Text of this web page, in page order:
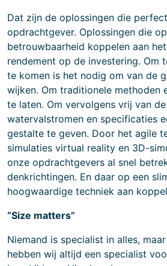
Dat zijn de oplossingen die
opdrachtgever. Oplossingen die
betrouwbaarheid koppelen aan
rendement op de investering. Om
te komen is het nodig om van de
wijken. Om traditionele methoden
te laten. Om vervolgens vrij van
watervalstromen en specificaties
gestalte te geven. Door het agile
simulaties virtual reality en 3D-
onze opdrachtgevers al snel
denkrichtingen. En daar op een
hoogwaardige techniek aan
“Size matters”
Niemand is specialist in alles,
hebben wij altijd een specialist